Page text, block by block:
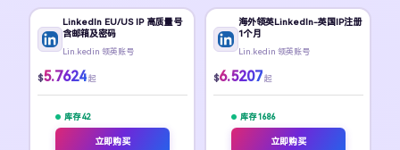
LinkedIn EU/US IP 高质量号
含邮箱及密码
Lin.kedin 领英账号
$5.7624 起
库存 42
立即购买
海外领英LinkedIn-英国IP注册
1个月
Lin.kedin 领英账号
$6.5207 起
库存 1686
立即购买